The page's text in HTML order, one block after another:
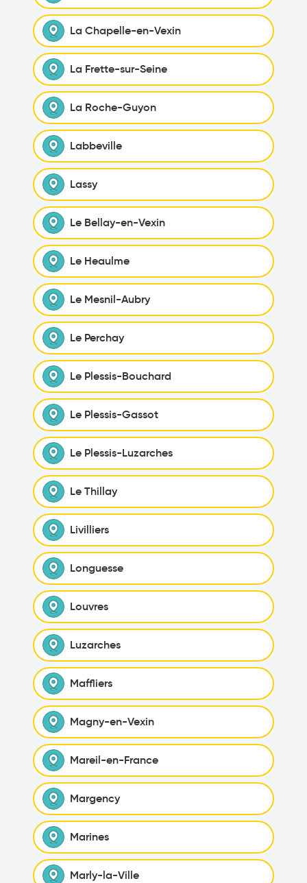
La Chapelle-en-Vexin
La Frette-sur-Seine
La Roche-Guyon
Labbeville
Lassy
Le Bellay-en-Vexin
Le Heaulme
Le Mesnil-Aubry
Le Perchay
Le Plessis-Bouchard
Le Plessis-Gassot
Le Plessis-Luzarches
Le Thillay
Livilliers
Longuesse
Louvres
Luzarches
Maffliers
Magny-en-Vexin
Mareil-en-France
Margency
Marines
Marly-la-Ville